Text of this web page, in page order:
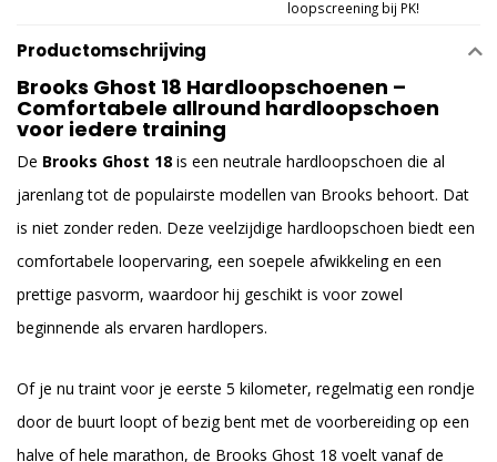
loopscreening bij PK!
Productomschrijving
Brooks Ghost 18 Hardloopschoenen –
Comfortabele allround hardloopschoen
voor iedere training
De Brooks Ghost 18 is een neutrale hardloopschoen die al
jarenlang tot de populairste modellen van Brooks behoort. Dat
is niet zonder reden. Deze veelzijdige hardloopschoen biedt een
comfortabele loopervaring, een soepele afwikkeling en een
prettige pasvorm, waardoor hij geschikt is voor zowel
beginnende als ervaren hardlopers.
Of je nu traint voor je eerste 5 kilometer, regelmatig een rondje
door de buurt loopt of bezig bent met de voorbereiding op een
halve of hele marathon, de Brooks Ghost 18 voelt vanaf de